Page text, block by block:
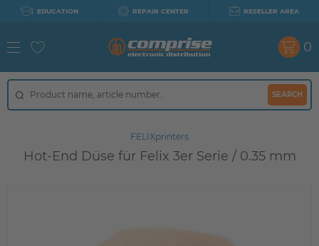
EDUCATION REPAIR CENTER RESELLER AREA
SEARCH
0
FELIXprinters
Hot-End Düse für Felix 3er Serie / 0.35 mm